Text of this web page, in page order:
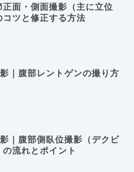
正面・側面撮影（主に立位
コツと修正する方法
｜腹部レントゲンの撮り方
｜腹部側臥位撮影（デクビ
の流れとポイント